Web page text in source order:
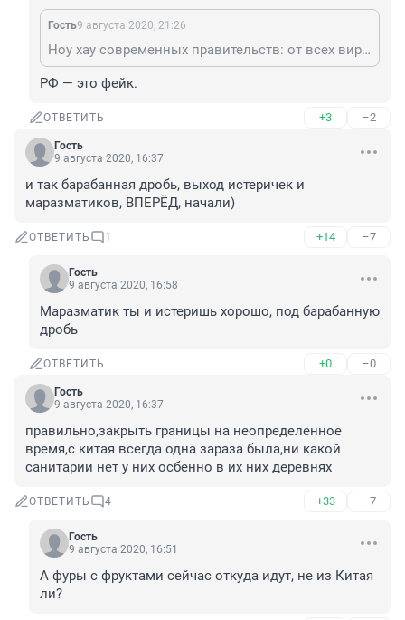
Гость9 августа 2020, 21:26
Ноу хау современных правительств: от всех вирусов помогают исключительно штрафы. Заплати и будь здоров!
РФ — это фейк.
ОТВЕТИТЬ +3 –2
Гость
9 августа 2020, 16:37
и так барабанная дробь, выход истеричек и
маразматиков, ВПЕРЁД, начали)
ОТВЕТИТЬ 1 +14 –7
Гость
9 августа 2020, 16:58
Маразматик ты и истеришь хорошо, под барабанную
дробь
ОТВЕТИТЬ +0 –0
Гость
9 августа 2020, 16:37
правильно,закрыть границы на неопределенное
время,с китая всегда одна зараза была,ни какой
санитарии нет у них осбенно в их них деревнях
ОТВЕТИТЬ 4 +33 –7
Гость
9 августа 2020, 16:51
А фуры с фруктами сейчас откуда идут, не из Китая
ли?